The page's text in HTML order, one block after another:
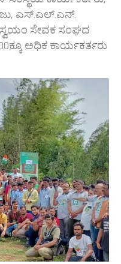
ಸ್ವಯಂ ಸೇವಕ ಸಂಘದ
ಅಧಿಕ ಕಾರ್ಯಕರ್ತರು